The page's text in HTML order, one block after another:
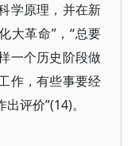
学原理，并在新
大革命”，“总要
一个历史阶段做
作，有些事要经
评价”(14)。